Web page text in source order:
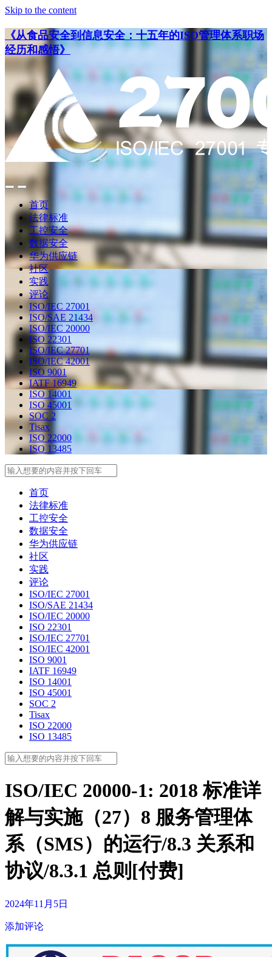
Skip to the content
《从食品安全到信息安全：十五年的ISO管理体系职场
经历和感悟》
点
搜
点
此
查
导
航
首页
法律标准
工控安全
数据安全
华为供应链
社区
实践
评论
ISO/IEC 27001
ISO/SAE 21434
ISO/IEC 20000
ISO 22301
ISO/IEC 27701
ISO/IEC 42001
ISO 9001
IATF 16949
ISO 14001
ISO 45001
SOC 2
Tisax
ISO 22000
ISO 13485
首页
法律标准
工控安全
数据安全
华为供应链
社区
实践
评论
ISO/IEC 27001
ISO/SAE 21434
ISO/IEC 20000
ISO 22301
ISO/IEC 27701
ISO/IEC 42001
ISO 9001
IATF 16949
ISO 14001
ISO 45001
SOC 2
Tisax
ISO 22000
ISO 13485
ISO/IEC 20000-1: 2018 标准详
解与实施（27）8 服务管理体
系（SMS）的运行/8.3 关系和
协议/8.3.1 总则[付费]
2024年11月5日
添加评论